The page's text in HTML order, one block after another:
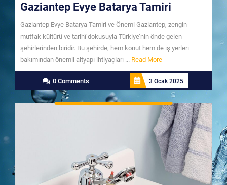
Gaziantep Evye Batarya Tamiri
Gaziantep Evye Batarya Tamiri ve Önemi Gaziantep, zengin
mutfak kültürü ve tarihî dokusuyla Türkiye’nin önde gelen
şehirlerinden biridir. Bu şehirde, hem konut hem de iş yerleri
bakımından önemli altyapı ihtiyaçları ... Read MoreRead
More
0 Comments
3 Ocak 2025